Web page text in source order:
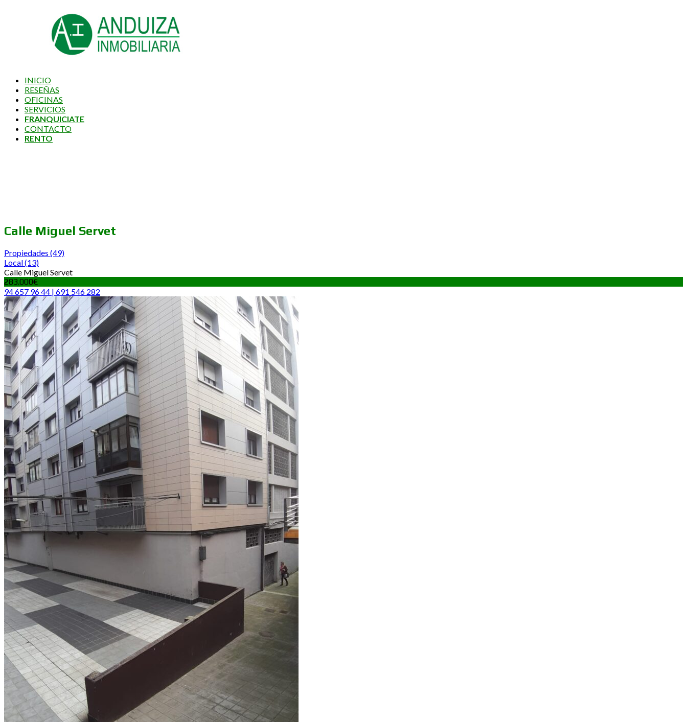
INICIO
RESEÑAS
OFICINAS
SERVICIOS
FRANQUICIATE
CONTACTO
RENTO
Calle Miguel Servet
Propiedades (49)
Local(13)
Calle Miguel Servet
283.000€
94 657 96 44 | 691 546 282